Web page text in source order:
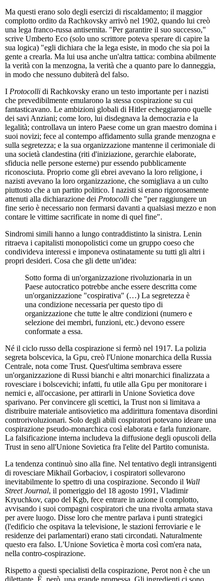
Ma questi erano solo degli esercizi di riscaldamento; il maggior
complotto ordito da Rachkovsky arrivò nel 1902, quando lui creò
una lega franco-russa antisemita. "Per garantire il suo successo,"
scrive Umberto Eco (solo uno scrittore poteva sperare di capire la
sua logica) "egli dichiara che la lega esiste, in modo che sia poi la
gente a crearla. Ma lui usa anche un'altra tattica: combina abilmente
la verità con la menzogna, la verità che a quanto pare lo danneggia,
in modo che nessuno dubiterà del falso.
I Protocolli di Rachkovsky erano un testo importante per i nazisti
che prevedibilmente emularono la stessa cospirazione su cui
fantasticavano. Le ambizioni globali di Hitler echeggiarono quelle
dei savi Anziani; come loro, lui disdegnava la democrazia e la
legalità; controllava un intero Paese come un gran maestro domina i
suoi novizi; fece al contempo affidamento sulla grande menzogna e
sulla segretezza; e la sua organizzazione mantenne il cerimoniale di
una società clandestina (riti d'iniziazione, gerarchie elaborate,
sfiducia nelle persone esterne) pur essendo pubblicamente
riconosciuta. Proprio come gli ebrei avevano la loro religione, i
nazisti avevano la loro organizzazione, che somigliava a un culto
piuttosto che a un partito politico. I nazisti si erano rigorosamente
attenuti alla dichiarazione dei Protocolli che "per raggiungere un
fine serio è necessario non fermarsi davanti a qualsiasi mezzo e non
contare le vittime sacrificate in nome di quel fine".
Sindromi simili hanno a lungo contraddistinto la sinistra. Lenin
ritraeva i capitalisti monopolistici come un gruppo coeso che
condivideva interessi e imponeva ostinatamente su tutti gli altri i
propri desideri. Cosa che gli dette un'idea:
Sotto forma di un'organizzazione rivoluzionaria in un
Paese autocratico potrebbe anche essere descritta come
un'organizzazione "cospirativa" (…) La segretezza è
una condizione necessaria per questo tipo di
organizzazione che tutte le altre condizioni (numero e
selezione dei membri, funzioni, etc.) devono essere
conformate a essa.
Né il ciclo russo della cospirazione si fermò nel 1917. La polizia
segreta bolscevica, la Gpu, creò l'Unione monarchica della Russia
Centrale, nota come Trust. Quest'ultima sembrava essere
un'organizzazione di Russi bianchi e altri monarchici finalizzata a
rovesciare i bolscevichi; infatti, fu utile alla Gpu per monitorare i
nemici e, all'occasione, per attirarli in Unione Sovietica dove
sparivano. Per convincere gli scettici, la Trust non si limitava a
distribuire materiale antisovietico ma addirittura fomentava disordini
controrivoluzionari. Solo degli abili cospiratori potevano ideare una
cospirazione pseudo-monarchica così elaborata e farla funzionare.
La falsificazione interna includeva la diffusione degli opuscoli della
Trust in seno all'Unione Sovietica fra l'elite del Partito comunista.
La tendenza continuò sino alla fine. Nel tentativo degli intransigenti
di rovesciare Mikhail Gorbaciov, i cospiratori sollevarono
inevitabilmente lo spettro di una cospirazione. Secondo il Wall
Street Journal, il pomeriggio del 18 agosto 1991, Vladimir
Kryuchkov, capo del Kgb, fece entrare in azione il complotto,
avvisando i suoi compagni cospiratori che una rivolta armata stava
per avere luogo. Disse loro che mentre parlava i punti strategici
(l'edificio che ospitava la televisione, le stazioni ferroviarie e le
residenze dei parlamentari) erano stati circondati. Naturalmente
questo era falso. L'Unione Sovietica è morta così com'era nata,
nella contro-cospirazione.
Rispetto a questi specialisti della cospirazione, Perot non è che un
dilettante. È, però, una grande promessa. Gli ingredienti ci sono